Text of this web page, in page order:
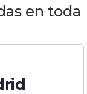
en toda